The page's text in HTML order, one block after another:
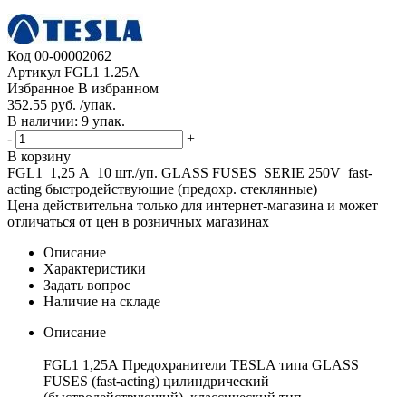
Код 00-00002062
Артикул FGL1 1.25А
Избранное В избранном
352.55 руб. /упак.
В наличии: 9 упак.
-
+
В корзину
FGL1 1,25 А 10 шт./уп. GLASS FUSES SERIE 250V fast-
acting быстродействующие (предохр. стеклянные)
Цена действительна только для интернет-магазина и может
отличаться от цен в розничных магазинах
Описание
Характеристики
Задать вопрос
Наличие на складе
Описание
FGL1 1,25А Предохранители TESLA типа GLASS
FUSES (fast-acting) цилиндрический